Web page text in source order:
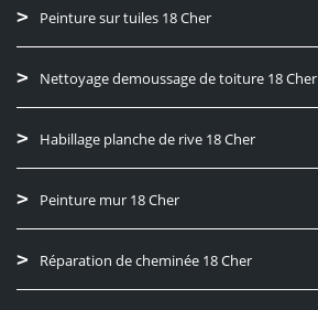
Peinture sur tuiles 18 Cher
Nettoyage demoussage de toiture 18 Cher
Habillage planche de rive 18 Cher
Peinture mur 18 Cher
Réparation de cheminée 18 Cher